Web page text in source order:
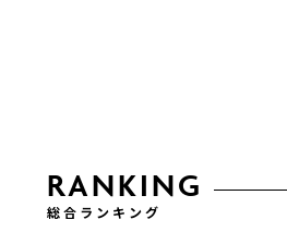
RANKING
総合ランキング